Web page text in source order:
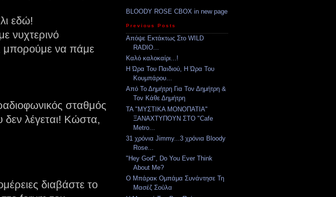
εδώ!
νυχτερινό
μπορούμε να πάμε
σταθμός
δεν λέγεται! Κώστα,
διαβάστε το
BLOODY ROSE CBOX in new page
Previous Posts
Απόψε Εκτάκτως Στο WILD
RADIO...
Καλό καλοκαίρι...!
Η Ώρα Του Παιδιού, Η Ώρα Του
Κουμπάρου...
Από Το Δημήτρη Για Τον Δημήτρη &
Τον Κάθε Δημήτρη
ΤΑ "ΜΥΣΤΙΚΑ ΜΟΝΟΠΑΤΙΑ"
ΞΑΝΑΧΤΥΠΟΥΝ ΣΤΟ "Cafe
Metro...
31 χρόνια Jimmy...3 χρόνια Bloody
Rose...
"Hey God", Do You Ever Think
About Me?
Ο Μπάρακ Ομπάμα Συνάντησε Τη
Μασέζ Σούλα